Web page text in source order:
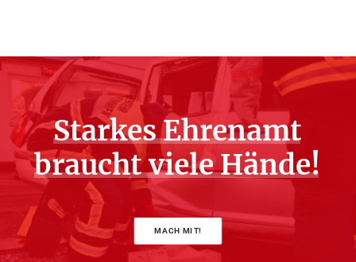
StarkesEhrenamt
brauchtvieleHände!
MACH MIT!